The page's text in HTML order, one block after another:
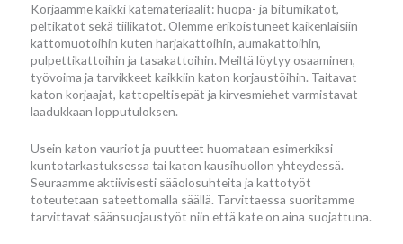
Korjaamme kaikki katemateriaalit: huopa- ja bitumikatot,
peltikatot sekä tiilikatot. Olemme erikoistuneet kaikenlaisiin
kattomuotoihin kuten harjakattoihin, aumakattoihin,
pulpettikattoihin ja tasakattoihin. Meiltä löytyy osaaminen,
työvoima ja tarvikkeet kaikkiin katon korjaustöihin. Taitavat
katon korjaajat, kattopeltisepät ja kirvesmiehet varmistavat
laadukkaan lopputuloksen.
Usein katon vauriot ja puutteet huomataan esimerkiksi
kuntotarkastuksessa tai katon kausihuollon yhteydessä.
Seuraamme aktiivisesti sääolosuhteita ja kattotyöt
toteutetaan sateettomalla säällä. Tarvittaessa suoritamme
tarvittavat säänsuojaustyöt niin että kate on aina suojattuna.